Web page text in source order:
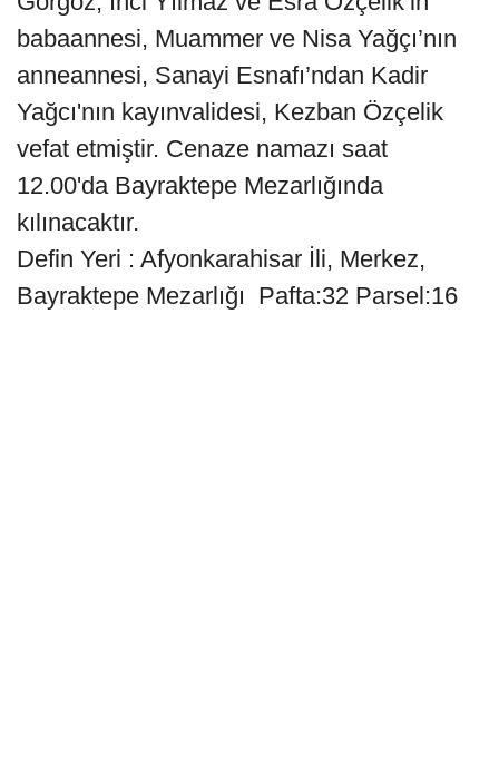
babaannesi, Muammer ve Nisa Yağçı’nın
anneannesi, Sanayi Esnafı’ndan Kadir
Yağcı'nın kayınvalidesi, Kezban Özçelik
vefat etmiştir. Cenaze namazı saat
12.00'da Bayraktepe Mezarlığında
kılınacaktır.
Defin Yeri : Afyonkarahisar İli, Merkez,
Bayraktepe Mezarlığı Pafta:32 Parsel:16